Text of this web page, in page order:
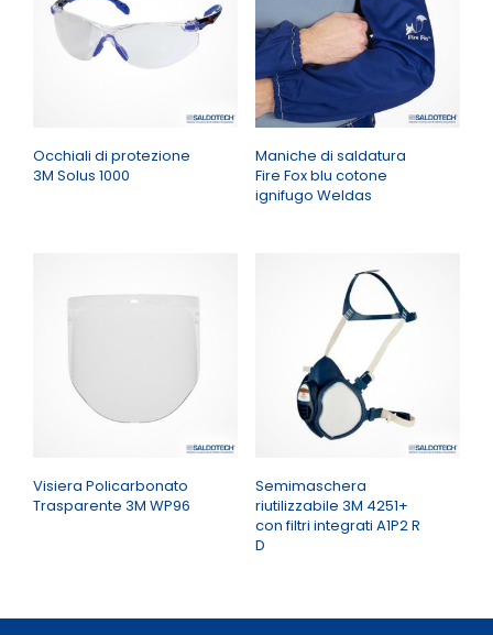
Occhiali di protezione
3M Solus 1000
Maniche di saldatura
Fire Fox blu cotone
ignifugo Weldas
Visiera Policarbonato
Trasparente 3M WP96
Semimaschera
riutilizzabile 3M 4251+
con filtri integrati A1P2 R
D